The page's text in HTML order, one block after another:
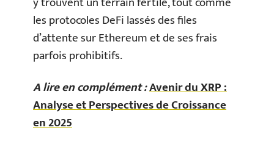
les protocoles DeFi lassés des files
d’attente sur Ethereum et de ses frais
parfois prohibitifs.
A lire en complément :Avenir du XRP :
Analyse et Perspectives de Croissance
en 2025